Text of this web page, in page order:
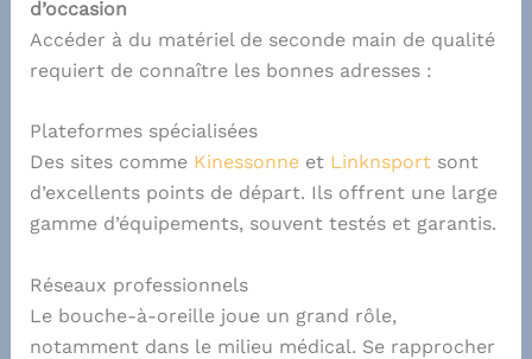
d’occasion
Accéder à du matériel de seconde main de qualité
requiert de connaître les bonnes adresses :
Plateformes spécialisées
Des sites comme Kinessonneet Linknsportsont
d’excellents points de départ. Ils offrent une large
gamme d’équipements, souvent testés et garantis.
Réseaux professionnels
Le bouche-à-oreille joue un grand rôle,
notamment dans le milieu médical. Se rapprocher